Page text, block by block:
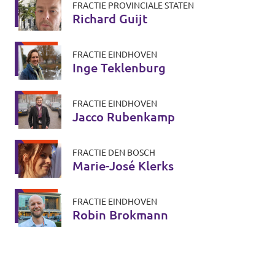
FRACTIE PROVINCIALE STATEN
Richard Guijt
FRACTIE EINDHOVEN
Inge Teklenburg
FRACTIE EINDHOVEN
Jacco Rubenkamp
FRACTIE DEN BOSCH
Marie-José Klerks
FRACTIE EINDHOVEN
Robin Brokmann